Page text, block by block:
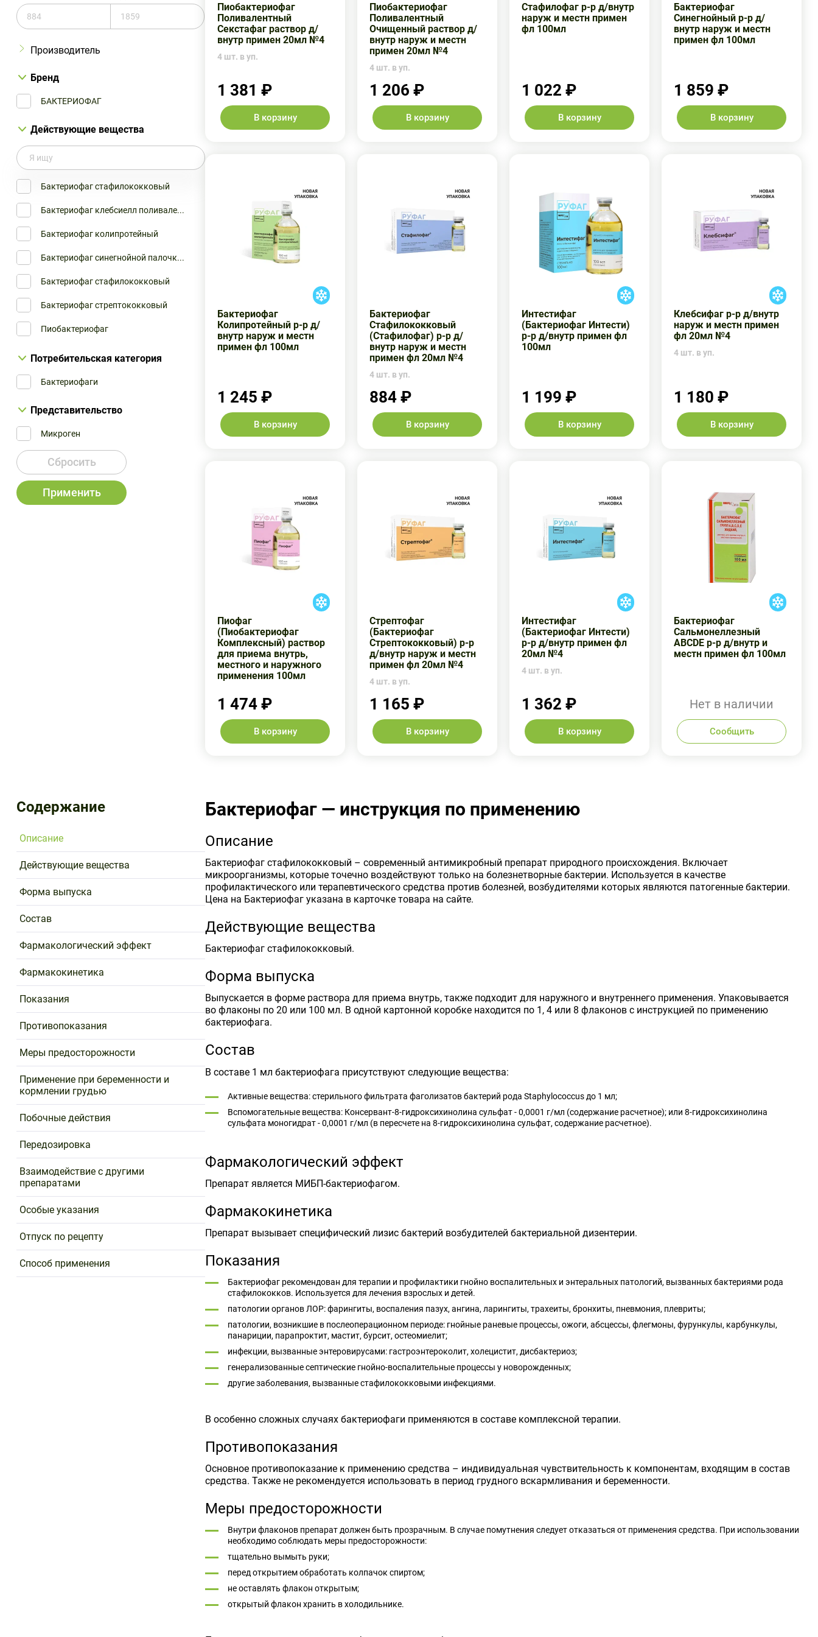
Производитель
Микроген НПО Иммунопрепарат Уф...
Микроген НПО ФГУП МЗ РФ
Бренд
БАКТЕРИОФАГ
Действующие вещества
Бактериофаг стафилококковый
Бактериофаг клебсиелл поливале...
Бактериофаг колипротейный
Бактериофаг синегнойной палочк...
Бактериофаг стафилококковый
Бактериофаг стрептококковый
Пиобактериофаг
Смесь стерильных фильтратов фа...
Потребительская категория
Бактериофаги
Представительство
Микроген
Сбросить
Применить
Пиобактериофаг
Поливалентный
Секстафаг раствор д/
внутр примен 20мл №4
4 шт. в уп.
1 381 ₽
В корзину
Пиобактериофаг
Поливалентный
Очищенный раствор д/
внутр наруж и местн
примен 20мл №4
4 шт. в уп.
1 206 ₽
В корзину
Стафилофаг р-р д/внутр
наруж и местн примен
фл 100мл
1 022 ₽
В корзину
Бактериофаг
Синегнойный р-р д/
внутр наруж и местн
примен фл 100мл
1 859 ₽
В корзину
Бактериофаг
Колипротейный р-р д/
внутр наруж и местн
примен фл 100мл
1 245 ₽
В корзину
Бактериофаг
Стафилококковый
(Стафилофаг) р-р д/
внутр наруж и местн
примен фл 20мл №4
4 шт. в уп.
884 ₽
В корзину
Интестифаг
(Бактериофаг Интести)
р-р д/внутр примен фл
100мл
1 199 ₽
В корзину
Клебсифаг р-р д/внутр
наруж и местн примен
фл 20мл №4
4 шт. в уп.
1 180 ₽
В корзину
Пиофаг
(Пиобактериофаг
Комплексный) раствор
для приема внутрь,
местного и наружного
применения 100мл
1 474 ₽
В корзину
Стрептофаг
(Бактериофаг
Стрептококковый) р-р
д/внутр наруж и местн
примен фл 20мл №4
4 шт. в уп.
1 165 ₽
В корзину
Интестифаг
(Бактериофаг Интести)
р-р д/внутр примен фл
20мл №4
4 шт. в уп.
1 362 ₽
В корзину
Бактериофаг
Сальмонеллезный
ABCDE р-р д/внутр и
местн примен фл 100мл
Нет в наличии
Сообщить
Содержание
Описание
Действующие вещества
Форма выпуска
Состав
Фармакологический эффект
Фармакокинетика
Показания
Противопоказания
Меры предосторожности
Применение при беременности и
кормлении грудью
Побочные действия
Передозировка
Взаимодействие с другими
препаратами
Особые указания
Отпуск по рецепту
Способ применения
Бактериофаг — инструкция по применению
Описание
Бактериофаг стафилококковый – современный антимикробный препарат природного происхождения. Включает
микроорганизмы, которые точечно воздействуют только на болезнетворные бактерии. Используется в качестве
профилактического или терапевтического средства против болезней, возбудителями которых являются патогенные бактерии.
Цена на Бактериофаг указана в карточке товара на сайте.
Действующие вещества
Бактериофаг стафилококковый.
Форма выпуска
Выпускается в форме раствора для приема внутрь, также подходит для наружного и внутреннего применения. Упаковывается
во флаконы по 20 или 100 мл. В одной картонной коробке находится по 1, 4 или 8 флаконов с инструкцией по применению
бактериофага.
Состав
В составе 1 мл бактериофага присутствуют следующие вещества:
Активные вещества: стерильного фильтрата фаголизатов бактерий рода Staphylococcus до 1 мл;
Вспомогательные вещества: Консервант-8-гидроксихинолина сульфат - 0,0001 г/мл (содержание расчетное); или 8-гидроксихинолина
сульфата моногидрат - 0,0001 г/мл (в пересчете на 8-гидроксихинолина сульфат, содержание расчетное).
Фармакологический эффект
Препарат является МИБП-бактериофагом.
Фармакокинетика
Препарат вызывает специфический лизис бактерий возбудителей бактериальной дизентерии.
Показания
Бактериофаг рекомендован для терапии и профилактики гнойно воспалительных и энтеральных патологий, вызванных бактериями рода
стафилококков. Используется для лечения взрослых и детей.
патологии органов ЛОР: фарингиты, воспаления пазух, ангина, ларингиты, трахеиты, бронхиты, пневмония, плевриты;
патологии, возникшие в послеоперационном периоде: гнойные раневые процессы, ожоги, абсцессы, флегмоны, фурункулы, карбункулы,
панариции, парапроктит, мастит, бурсит, остеомиелит;
инфекции, вызванные энтеровирусами: гастроэнтероколит, холецистит, дисбактериоз;
генерализованные септические гнойно-воспалительные процессы у новорожденных;
другие заболевания, вызванные стафилококковыми инфекциями.
В особенно сложных случаях бактериофаги применяются в составе комплексной терапии.
Противопоказания
Основное противопоказание к применению средства – индивидуальная чувствительность к компонентам, входящим в состав
средства. Также не рекомендуется использовать в период грудного вскармливания и беременности.
Меры предосторожности
Внутри флаконов препарат должен быть прозрачным. В случае помутнения следует отказаться от применения средства. При использовании
необходимо соблюдать меры предосторожности:
тщательно вымыть руки;
перед открытием обработать колпачок спиртом;
не оставлять флакон открытым;
открытый флакон хранить в холодильнике.